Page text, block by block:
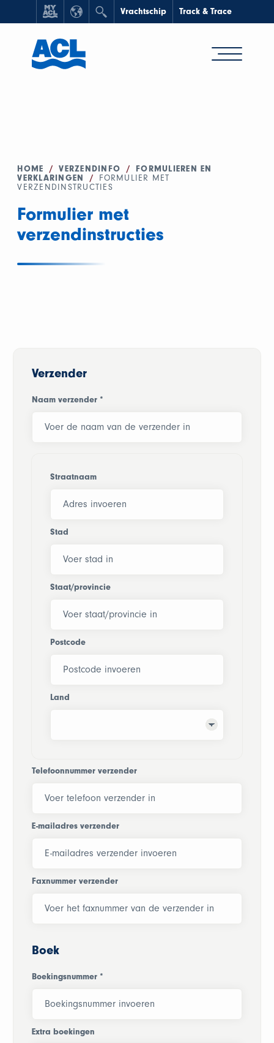
Vrachtschip Track & Trace
HOME / VERZENDINFO /
FORMULIEREN EN
VERKLARINGEN
/
FORMULIER MET
VERZENDINSTRUCTIES
Formulier met
verzendinstructies
Verzender
Naam verzender *
Straatnaam
Stad
Staat/provincie
Postcode
Land
Telefoonnummer verzender
E-mailadres verzender
Faxnummer verzender
Boek
Boekingsnummer *
Extra boekingen